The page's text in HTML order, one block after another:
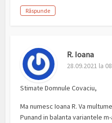
Răspunde
R. Ioana
28.09.2021 la
Stimate Domnule Covaciu,
Ma numesc Ioana R. Va
Punand in balanta variantele